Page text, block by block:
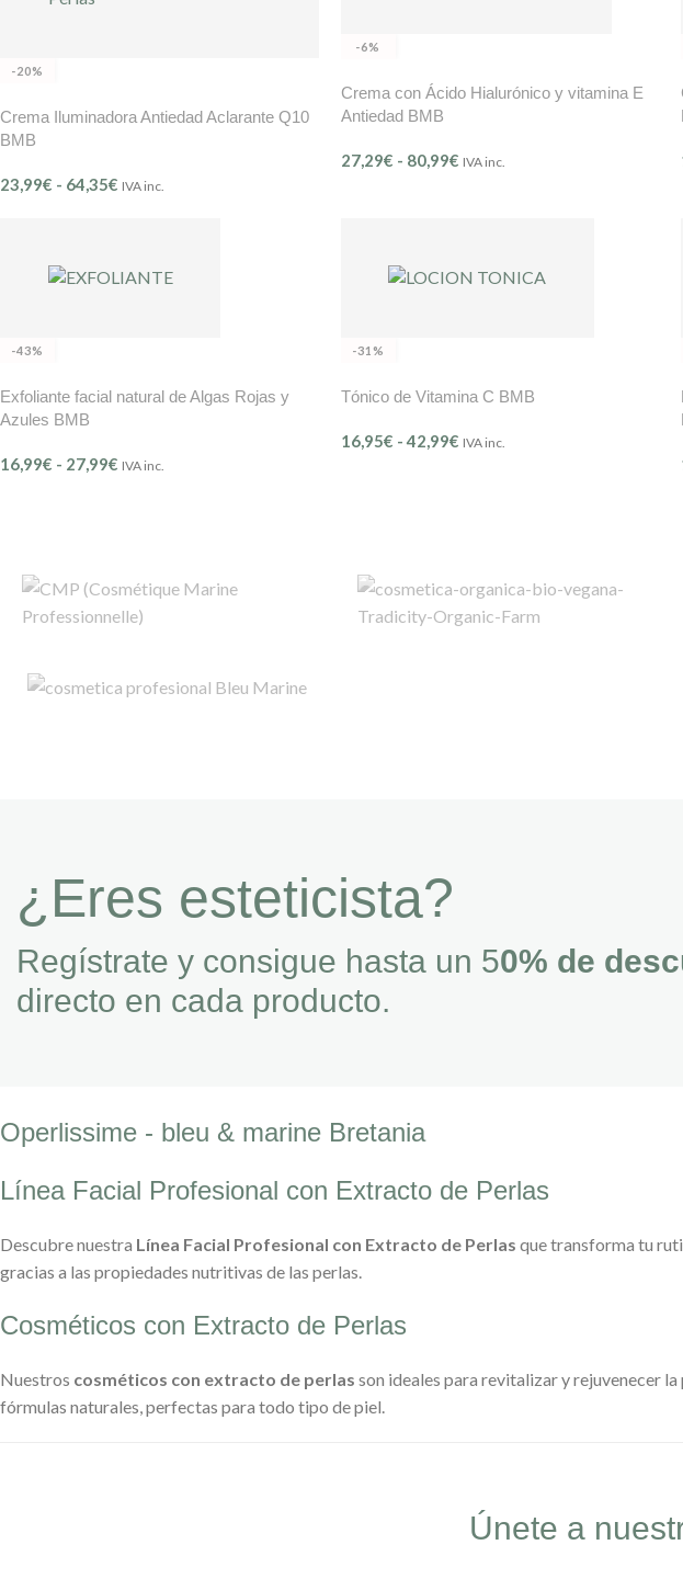
-20%
Crema Iluminadora Antiedad Aclarante Q10
BMB
23,99€ - 64,35€ IVA inc.
-6%
Crema con Ácido Hialurónico y vitamina E
Antiedad BMB
27,29€ - 80,99€ IVA inc.
-43%
Exfoliante facial natural de Algas Rojas y
Azules BMB
16,99€ - 27,99€ IVA inc.
-31%
Tónico de Vitamina C BMB
16,95€ -42,99€ IVA inc.
¿Eres esteticista?
Regístrate y consigue hasta un 50% de
directo en cada producto.
Operlissime - bleu & marine Bretania
Línea Facial Profesional con Extracto de Perlas
Descubre nuestra Línea Facial Profesional con Extracto de Perlas que transforma tu
gracias a las propiedades nutritivas de las perlas.
Cosméticos con Extracto de Perlas
Nuestros cosméticos con extracto de perlas son ideales para revitalizar y rejuvenecer
fórmulas naturales, perfectas para todo tipo de piel.
Únete a